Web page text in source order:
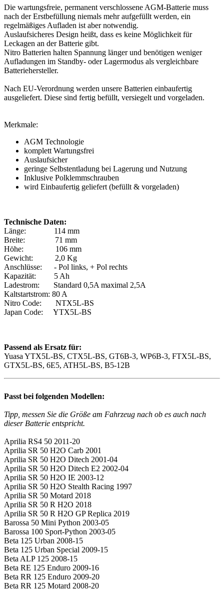
Die wartungsfreie, permanent verschlossene AGM-Batterie muss
nach der Erstbefüllung niemals mehr aufgefüllt werden, ein
regelmäßiges Aufladen ist aber notwendig.
Auslaufsicheres Design heißt, dass es keine Möglichkeit für
Leckagen an der Batterie gibt.
Nitro Batterien halten Spannung länger und benötigen weniger
Aufladungen im Standby- oder Lagermodus als vergleichbare
Batteriehersteller.
Nach EU-Verordnung werden unsere Batterien einbaufertig
ausgeliefert. Diese sind fertig befüllt, versiegelt und vorgeladen.
Merkmale:
AGM Technologie
komplett Wartungsfrei
Auslaufsicher
geringe Selbstentladung bei Lagerung und Nutzung
Inklusive Polklemmschrauben
wird Einbaufertig geliefert (befüllt & vorgeladen)
Technische Daten:
Länge: 114 mm
Breite: 71 mm
Höhe: 106 mm
Gewicht: 2,0 Kg
Anschlüsse: - Pol links, + Pol rechts
Kapazität: 5 Ah
Ladestrom: Standard 0,5A maximal 2,5A
Kaltstartstrom: 80 A
Nitro Code: NTX5L-BS
Japan Code: YTX5L-BS
Passend als Ersatz für:
Yuasa YTX5L-BS, CTX5L-BS, GT6B-3, WP6B-3, FTX5L-BS,
GTX5L-BS, 6E5, ATH5L-BS, B5-12B
Passt bei folgenden Modellen:
Tipp, messen Sie die Größe am Fahrzeug nach ob es auch nach
dieser Batterie entspricht.
Aprilia RS4 50 2011-20
Aprilia SR 50 H2O Carb 2001
Aprilia SR 50 H2O Ditech 2001-04
Aprilia SR 50 H2O Ditech E2 2002-04
Aprilia SR 50 H2O IE 2003-12
Aprilia SR 50 H2O Stealth Racing 1997
Aprilia SR 50 Motard 2018
Aprilia SR 50 R H2O 2018
Aprilia SR 50 R H2O GP Replica 2019
Barossa 50 Mini Python 2003-05
Barossa 100 Sport-Python 2003-05
Beta 125 Urban 2008-15
Beta 125 Urban Special 2009-15
Beta ALP 125 2008-15
Beta RE 125 Enduro 2009-16
Beta RR 125 Enduro 2009-20
Beta RR 125 Motard 2008-20